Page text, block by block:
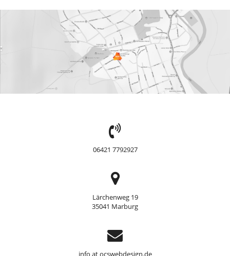
TEL:
06421 7792927
Adresse
Lärchenweg 19
35041 Marburg
Support
info at ocswebdesign.de